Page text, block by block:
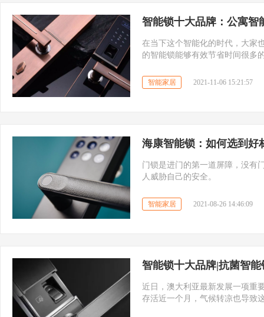
智能锁十大品牌：公寓智
在当下这个智能化的时代，大家
的智能锁能够有效节省时间很多
智能家居 2021-11-06 15:21:57
海康智能锁：如何选到好
门锁是进门的第一道屏障，没有
人威胁自己的安全。
智能家居 2021-08-26 14:46:09
智能锁十大品牌|抗菌智能
近日，澳大利亚最新发展一项重
存活近一个月，气候转凉也导致